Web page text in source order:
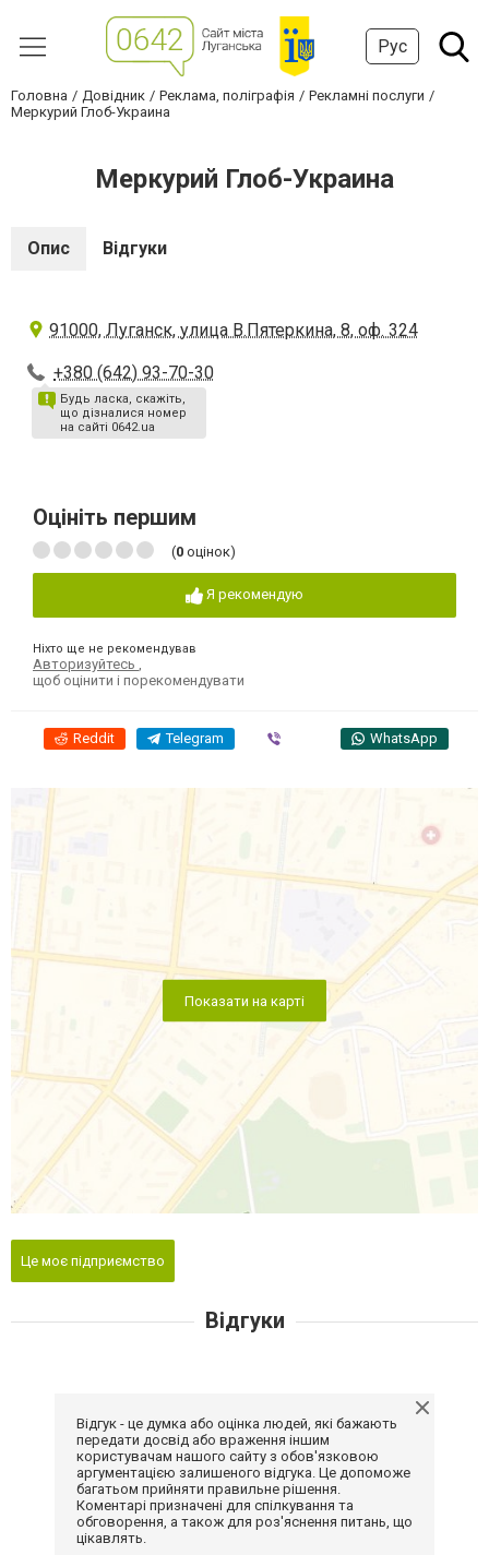
Рус
Головна Довідник Реклама, поліграфія
Рекламні послуги
Меркурий Глоб-Украина
Меркурий Глоб-Украина
Опис Відгуки
91000, Луганск, улица В.Пятеркина, 8, оф. 324
+380 (642) 93-70-30
Будь ласка, скажіть,
що дізналися номер
на сайті 0642.ua
Оцініть першим
(0 оцінок)
Я рекомендую
Ніхто ще не рекомендував
Авторизуйтесь
щоб оцінити і порекомендувати
Reddit Telegram WhatsApp
Показати на карті
Це моє підприємство
Відгуки
Відгук - це думка або оцінка людей, які бажають
передати досвід або враження іншим
користувачам нашого сайту з обов'язковою
аргументацією залишеного відгука. Це допоможе
багатьом прийняти правильне рішення.
Коментарі призначені для спілкування та
обговорення, а також для роз'яснення питань, що
цікавлять.